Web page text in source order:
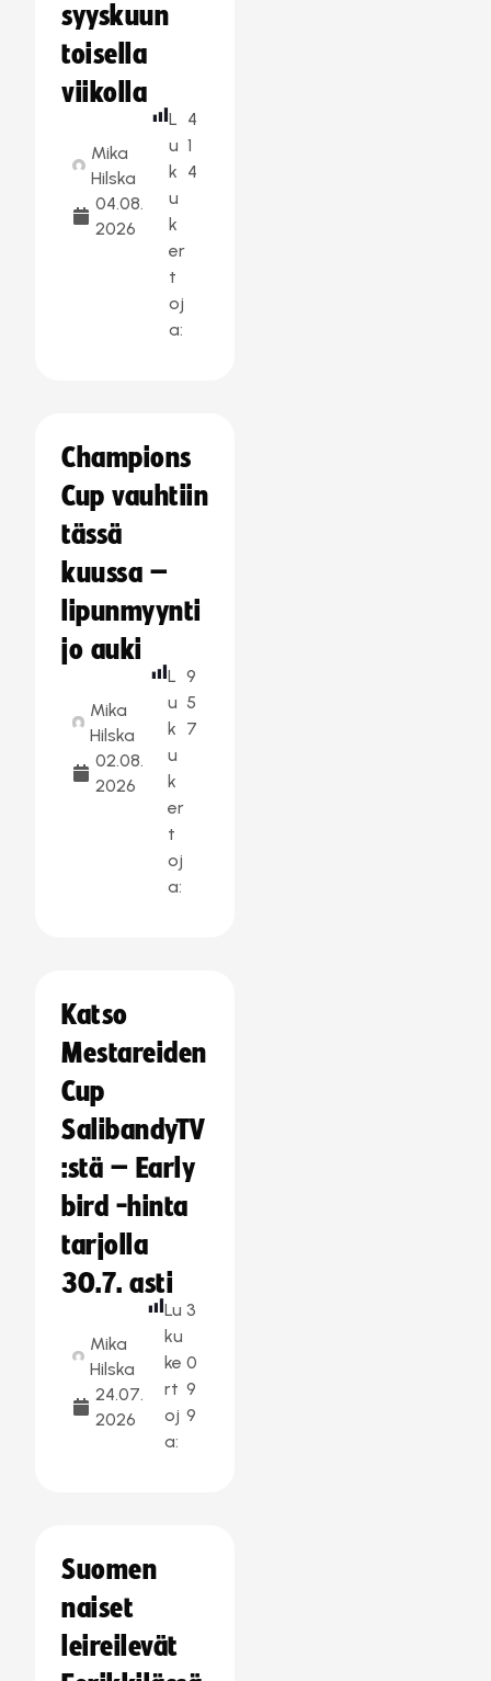
syyskuun
toisella
viikolla
Mika
Hilska
04.08.
2026
L
u
k
u
k
er
t
oj
a:
4
1
4
Champions
Cup vauhtiin
tässä
kuussa –
lipunmyynti
jo auki
Mika
Hilska
02.08.
2026
L
u
k
u
k
er
t
oj
a:
9
5
7
Katso
Mestareiden
Cup
SalibandyTV
:stä – Early
bird -hinta
tarjolla
30.7. asti
Mika
Hilska
24.07.
2026
Lu
ku
ke
rt
oj
a:
3
0
9
9
Suomen
naiset
leireilevät